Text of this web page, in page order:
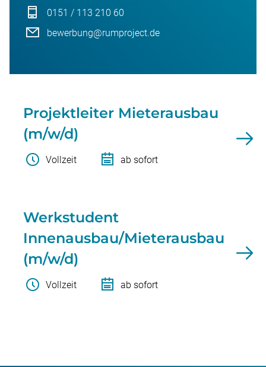
0151 / 113 210 60
bewerbung@rumproject.de
Projektleiter Mieterausbau
(m/w/d)
Vollzeit ab sofort
Werkstudent
Innenausbau/Mieterausbau
(m/w/d)
Vollzeit ab sofort